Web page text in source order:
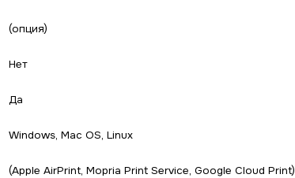
(опция)
Нет
Да
Windows, Mac OS, Linux
(Apple AirPrint, Mopria Print Service, Google Cloud Print)